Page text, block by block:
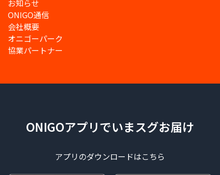
お知らせ
ONIGO通信
会社概要
オニゴーパーク
協業パートナー
ONIGOアプリでいまスグお届け
アプリのダウンロードはこちら